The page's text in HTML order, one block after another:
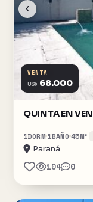
‹
VENTA
US$ 68.000
QUINTA EN
1DORM 1BAÑO45M²
Paraná
104 0